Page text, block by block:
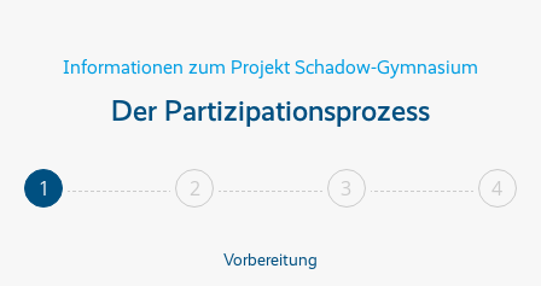
Informationen zum Projekt Schadow-Gymnasium
Der Partizipationsprozess
1 2 3 4
Vorbereitung